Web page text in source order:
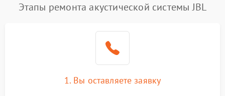
Этапы ремонта акустической системы JBL
1. Вы оставляете заявку